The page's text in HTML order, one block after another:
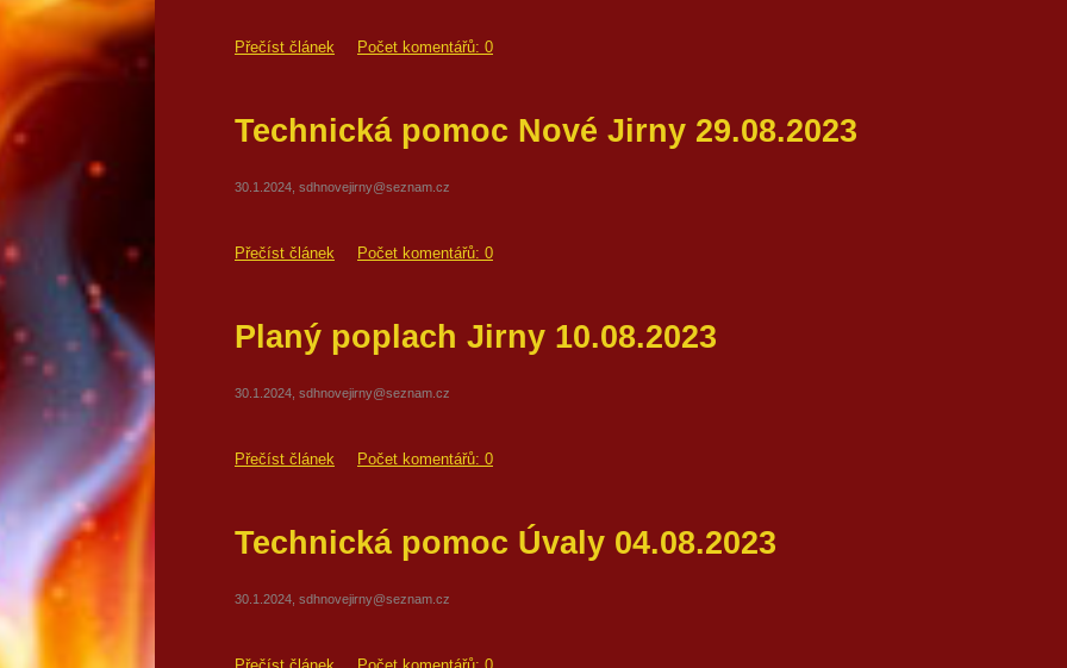
Přečíst článek Počet komentářů: 0
Technická pomoc Nové Jirny 29.08.2023
30.1.2024, sdhnovejirny@seznam.cz
Přečíst článek Počet komentářů: 0
Planý poplach Jirny 10.08.2023
30.1.2024, sdhnovejirny@seznam.cz
Přečíst článek Počet komentářů: 0
Technická pomoc Úvaly 04.08.2023
30.1.2024, sdhnovejirny@seznam.cz